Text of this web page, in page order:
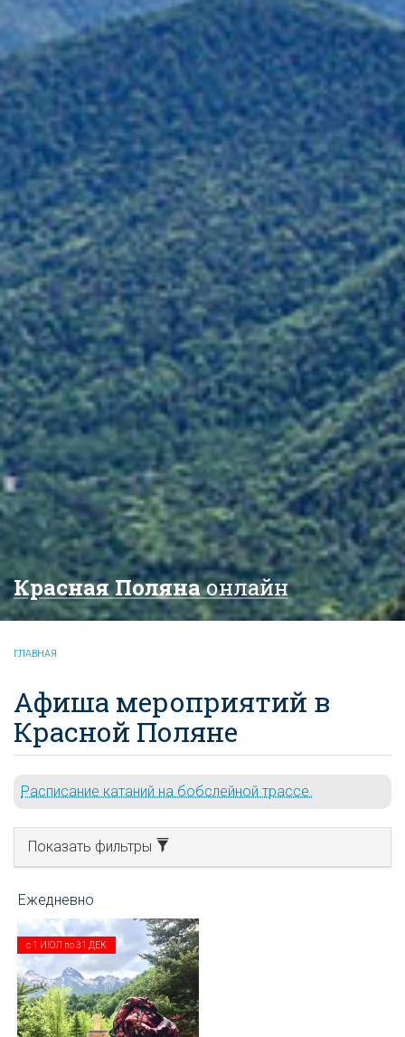
Красная Полянаонлайн
ГЛАВНАЯ
Афиша мероприятий в
Красной Поляне
Расписание катаний на бобслейной трассе.
Показать фильтры
с 1 ИЮЛ по31 ДЕК